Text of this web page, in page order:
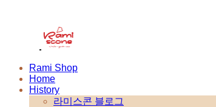
Rami Shop
Home
History
라미스콘 블로그